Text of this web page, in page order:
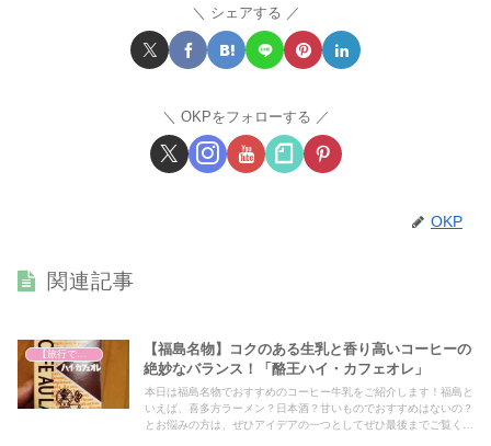
シェアする
OKPをフォローする
OKP
関連記事
【旅行で心を癒そう】
【福島名物】コクのある生乳と香り高いコーヒーの
絶妙なバランス！「酪王ハイ・カフェオレ」
本日は福島名物でおすすめのコーヒー牛乳をご紹介します！福島と
いえば、喜多方ラーメン？日本酒？甘いものでおすすめはないの？
とお悩みの方は、ぜひアイデアの一つとしてぜひ最後までご覧くだ